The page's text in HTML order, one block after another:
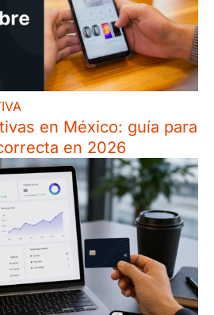
en México: guía para
en 2026